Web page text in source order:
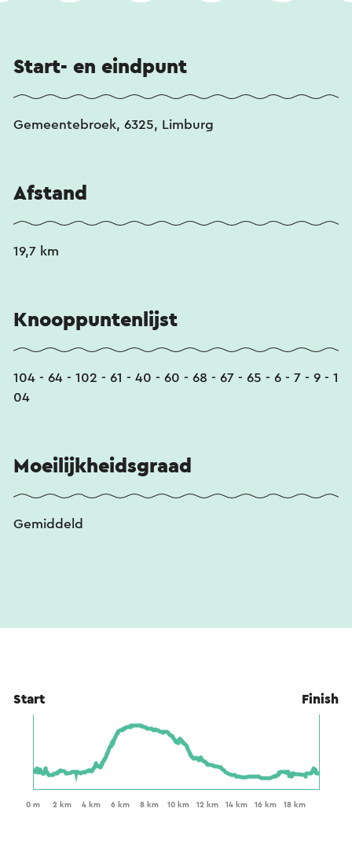
Start- en eindpunt
Gemeentebroek, 6325, Limburg
Afstand
19,7 km
Knooppuntenlijst
104 - 64 - 102 - 61 - 40 - 60 - 68 - 67 - 65 - 6 - 7 - 9 - 1
04
Moeilijkheidsgraad
Gemiddeld
Start Finish